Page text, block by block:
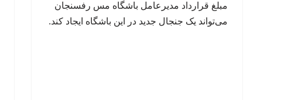
مبلغ قرارداد مدیرعامل باشگاه مس رفسنجان
می‌تواند یک جنجال جدید در این باشگاه ایجاد کند.